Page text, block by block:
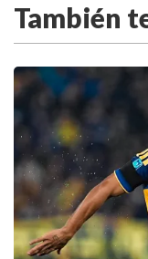
También